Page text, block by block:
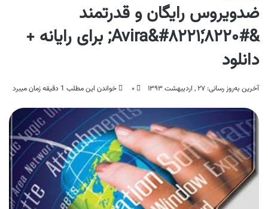
ضدویروس رایگان و قدرتمند
&#۸۲۲۰;َAvira&#۸۲۲۱; برای رایانه +
دانلود
آخرین به‌روز رسانی: ۲۷ , اردیبهشت ۱۳۹۳ ۰ خواندن این مطلب 1 دقیقه زمان میبرد